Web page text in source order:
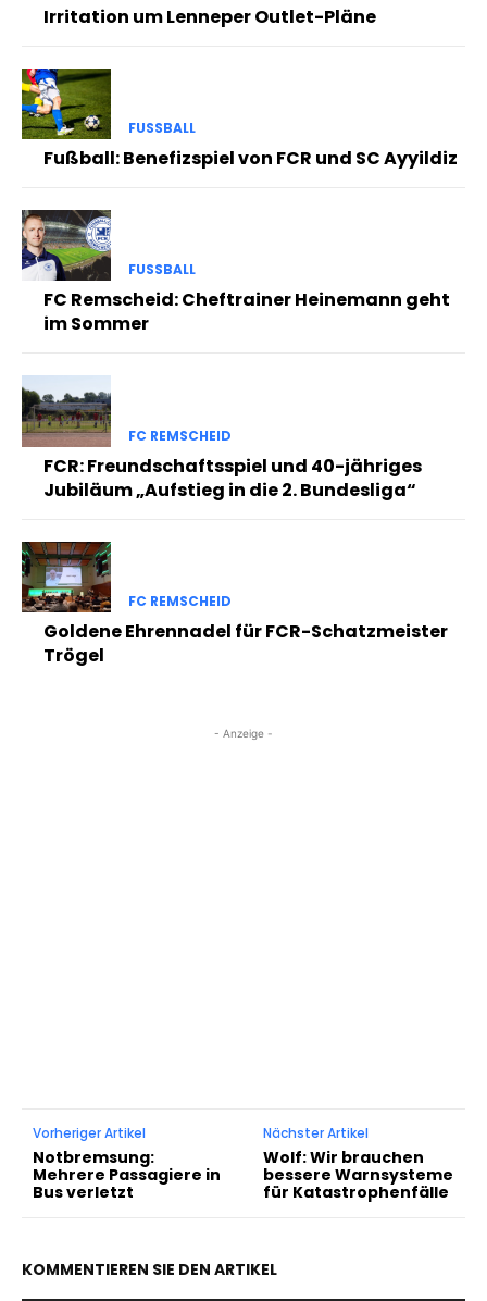
Irritation um Lenneper Outlet-Pläne
FUSSBALL
Fußball: Benefizspiel von FCR und SC Ayyildiz
FUSSBALL
FC Remscheid: Cheftrainer Heinemann geht
im Sommer
FC REMSCHEID
FCR: Freundschaftsspiel und 40-jähriges
Jubiläum „Aufstieg in die 2. Bundesliga“
FC REMSCHEID
Goldene Ehrennadel für FCR-Schatzmeister
Trögel
- Anzeige -
Vorheriger Artikel
Notbremsung:
Mehrere Passagiere in
Bus verletzt
Nächster Artikel
Wolf: Wir brauchen
bessere Warnsysteme
für Katastrophenfälle
KOMMENTIEREN SIE DEN ARTIKEL